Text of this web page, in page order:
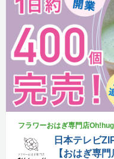
フラワーおはぎ専門店
日本テレビ
【おはぎ専